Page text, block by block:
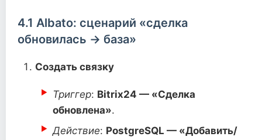
4.1 Albato: сценарий «сделка
обновилась → база»
Создать связку
Триггер: Bitrix24 — «Сделка
обновлена».
Действие: PostgreSQL — «Добавить/